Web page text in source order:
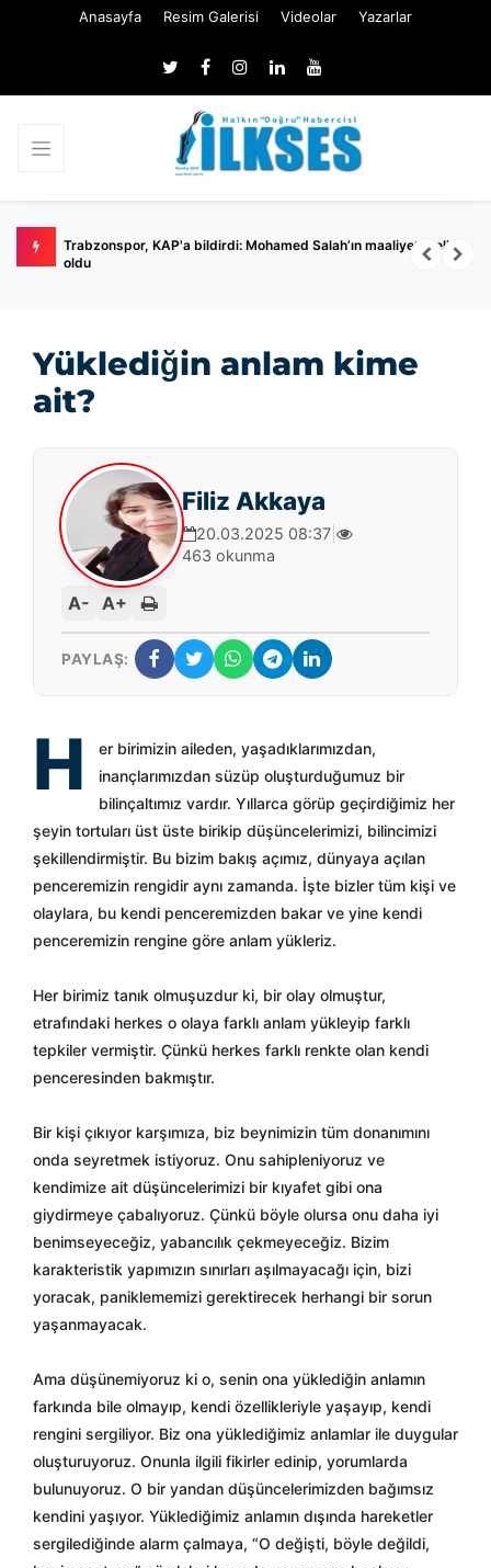
Anasayfa Resim Galerisi Videolar Yazarlar
Trabzonspor, KAP'a bildirdi: Mohamed Salah’ın maaliyeti belli
oldu
Yüklediğin anlam kime
ait?
Filiz Akkaya
20.03.2025 08:37
463 okunma
A- A+
PAYLAŞ:
H
er birimizin aileden, yaşadıklarımızdan,
inançlarımızdan süzüp oluşturduğumuz bir
bilinçaltımız vardır. Yıllarca görüp geçirdiğimiz her
şeyin tortuları üst üste birikip düşüncelerimizi, bilincimizi
şekillendirmiştir. Bu bizim bakış açımız, dünyaya açılan
penceremizin rengidir aynı zamanda. İşte bizler tüm kişi ve
olaylara, bu kendi penceremizden bakar ve yine kendi
penceremizin rengine göre anlam yükleriz.
Her birimiz tanık olmuşuzdur ki, bir olay olmuştur,
etrafındaki herkes o olaya farklı anlam yükleyip farklı
tepkiler vermiştir. Çünkü herkes farklı renkte olan kendi
penceresinden bakmıştır.
Bir kişi çıkıyor karşımıza, biz beynimizin tüm donanımını
onda seyretmek istiyoruz. Onu sahipleniyoruz ve
kendimize ait düşüncelerimizi bir kıyafet gibi ona
giydirmeye çabalıyoruz. Çünkü böyle olursa onu daha iyi
benimseyeceğiz, yabancılık çekmeyeceğiz. Bizim
karakteristik yapımızın sınırları aşılmayacağı için, bizi
yoracak, paniklememizi gerektirecek herhangi bir sorun
yaşanmayacak.
Ama düşünemiyoruz ki o, senin ona yüklediğin anlamın
farkında bile olmayıp, kendi özellikleriyle yaşayıp, kendi
rengini sergiliyor. Biz ona yüklediğimiz anlamlar ile duygular
oluşturuyoruz. Onunla ilgili fikirler edinip, yorumlarda
bulunuyoruz. O bir yandan düşüncelerimizden bağımsız
kendini yaşıyor. Yüklediğimiz anlamın dışında hareketler
sergilediğinde alarm çalmaya, “O değişti, böyle değildi,